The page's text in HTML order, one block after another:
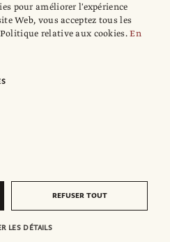
pour améliorer l'expérience
Web, vous acceptez tous les
relative aux cookies.En
REFUSER TOUT
LES DÉTAILS